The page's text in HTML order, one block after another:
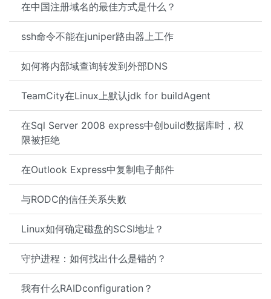
在中国注册域名的最佳方式是什么？
ssh命令不能在juniper路由器上工作
如何将内部域查询转发到外部DNS
TeamCity在Linux上默认jdk for buildAgent
在Sql Server 2008 express中创build数据库时，权
限被拒绝
在Outlook Express中复制电子邮件
与RODC的信任关系失败
Linux如何确定磁盘的SCSI地址？
守护进程：如何找出什么是错的？
我有什么RAIDconfiguration？